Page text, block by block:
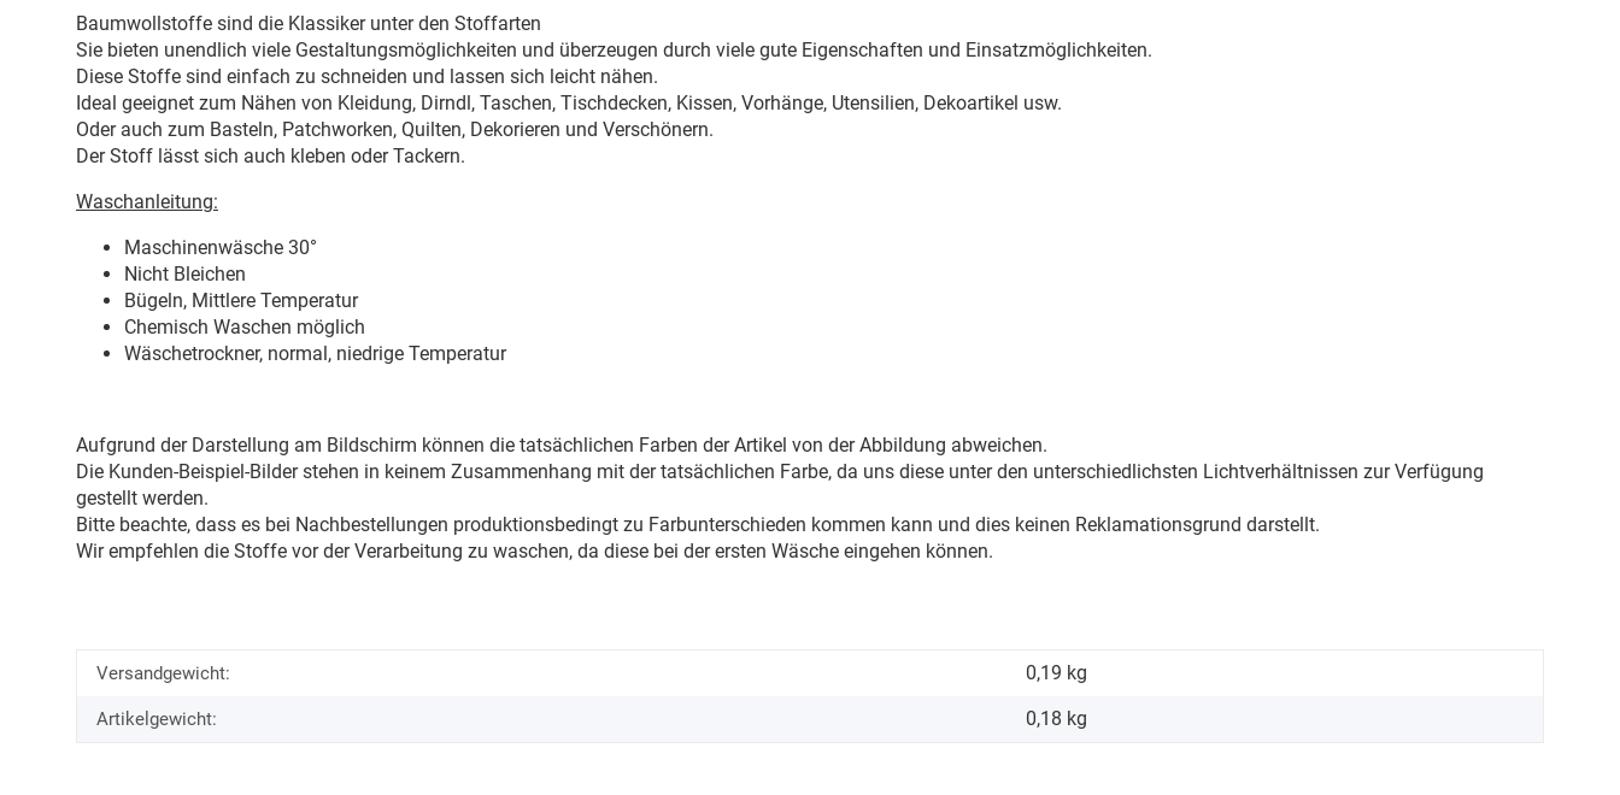
Baumwollstoffe sind die Klassiker unter den Stoffarten
Sie bieten unendlich viele Gestaltungsmöglichkeiten und überzeugen durch viele gute Eigenschaften und Einsatzmöglichkeiten.
Diese Stoffe sind einfach zu schneiden und lassen sich leicht nähen.
Ideal geeignet zum Nähen von Kleidung, Dirndl, Taschen, Tischdecken, Kissen, Vorhänge, Utensilien, Dekoartikel usw.
Oder auch zum Basteln, Patchworken, Quilten, Dekorieren und Verschönern.
Der Stoff lässt sich auch kleben oder Tackern.
Waschanleitung:
Maschinenwäsche 30°
Nicht Bleichen
Bügeln, Mittlere Temperatur
Chemisch Waschen möglich
Wäschetrockner, normal, niedrige Temperatur
Aufgrund der Darstellung am Bildschirm können die tatsächlichen Farben der Artikel von der Abbildung abweichen.
Die Kunden-Beispiel-Bilder stehen in keinem Zusammenhang mit der tatsächlichen Farbe, da uns diese unter den unterschiedlichsten Lichtverhältnissen zur Verfügung
gestellt werden.
Bitte beachte, dass es bei Nachbestellungen produktionsbedingt zu Farbunterschieden kommen kann und dies keinen Reklamationsgrund darstellt.
Wir empfehlen die Stoffe vor der Verarbeitung zu waschen, da diese bei der ersten Wäsche eingehen können.
Versandgewicht: 0,19 kg
Artikelgewicht: 0,18 kg